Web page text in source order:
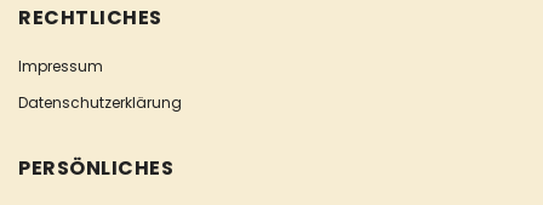
RECHTLICHES
Impressum
Datenschutzerklärung
PERSÖNLICHES